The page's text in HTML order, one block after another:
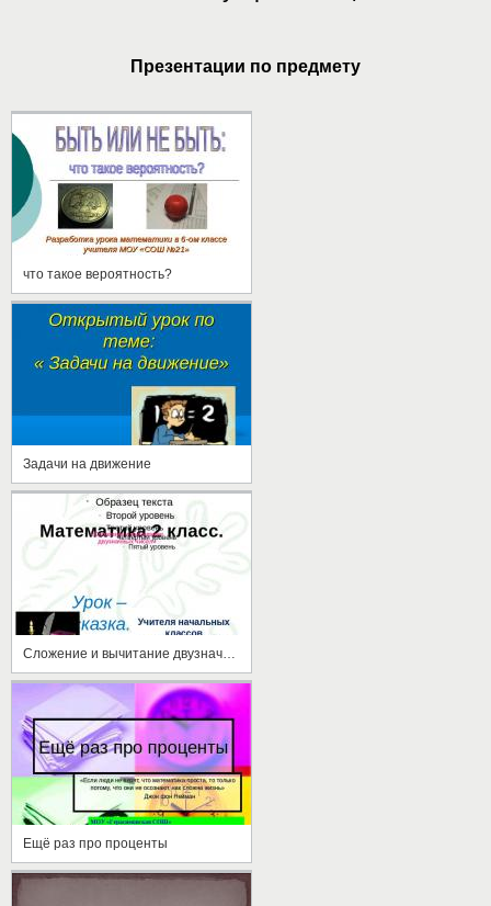
Презентации по предмету
что такое вероятность?
Задачи на движение
Ещё раз про проценты